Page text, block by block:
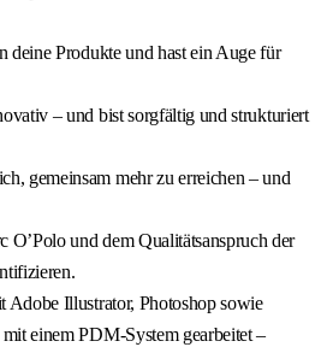
deine Produkte und hast ein Auge für
– und bist sorgfältig und strukturiert
gemeinsam mehr zu erreichen – und
und dem Qualitätsanspruch der
Illustrator, Photoshop sowie
einem PDM-System gearbeitet –